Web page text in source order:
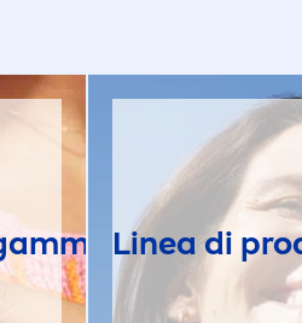
completa
Linea di